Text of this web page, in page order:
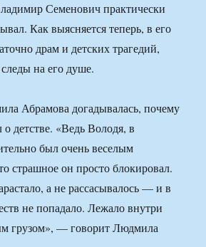
Семенович практически
Как выясняется теперь, в его
драм и детских трагедий,
на его душе.
Абрамова догадывалась, почему
детстве. «Ведь Володя, в
был очень веселым
страшное он просто блокировал.
а не рассасывалось — и в
не попадало. Лежало внутри
грузом», — говорит Людмила